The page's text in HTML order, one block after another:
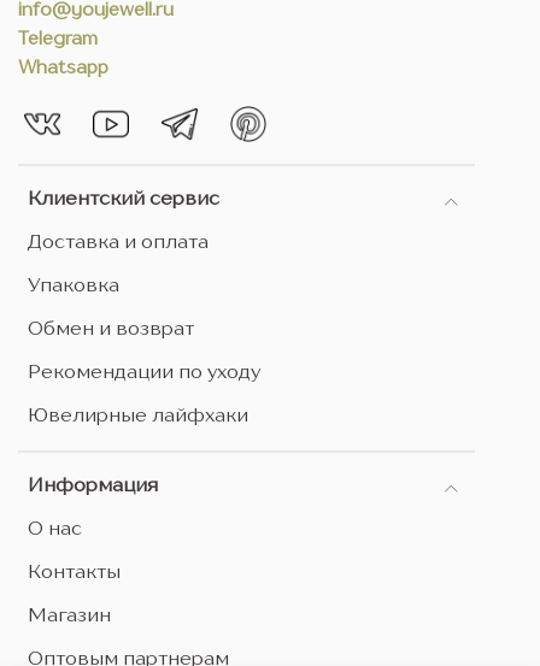
info@youjewell.ru
Telegram
Whatsapp
Клиентский сервис
Доставка и оплата
Упаковка
Обмен и возврат
Рекомендации по уходу
Ювелирные лайфхаки
Информация
О нас
Контакты
Магазин
Оптовым партнерам